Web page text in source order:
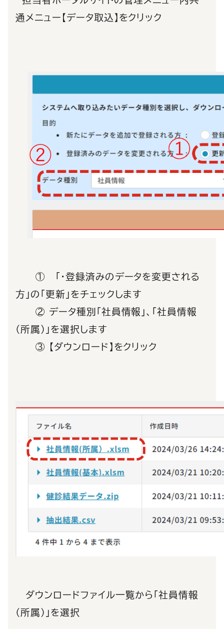
通メニュー【データ取込】をクリック
① 「・登録済みのデータを変更される
方」の「更新」をチェックします
② データ種別「社員情報」、「社員情報
（所属）」を選択します
③ 【ダウンロード】をクリック
ダウンロードファイル一覧から「社員情報
（所属）」を選択